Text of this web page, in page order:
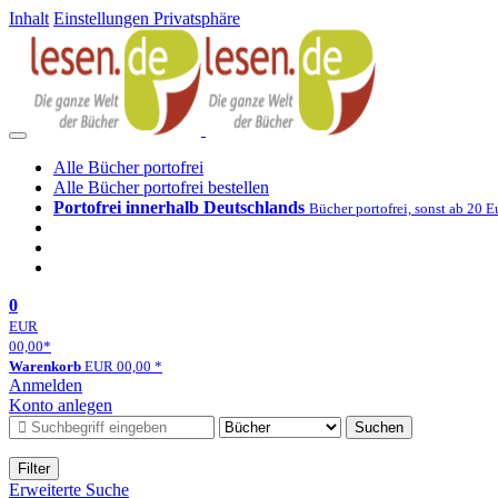
Inhalt Einstellungen Privatsphäre
Alle Bücher portofrei
Alle Bücher portofrei bestellen
Portofrei innerhalb Deutschlands Bücher portofrei, sonst ab 20
0
EUR
00,00*
Warenkorb EUR 00,00 *
Anmelden
Konto anlegen
Suchen
Filter
Erweiterte Suche